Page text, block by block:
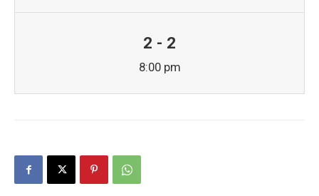
2 - 2
8:00 pm